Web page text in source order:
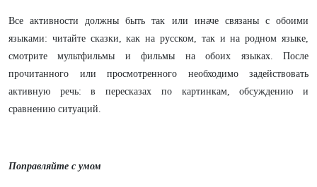
Все активности должны быть так или иначе связаны с обоими
языками: читайте сказки, как на русском, так и на родном языке,
смотрите мультфильмы и фильмы на обоих языках. После
прочитанного или просмотренного необходимо задействовать
активную речь: в пересказах по картинкам, обсуждению и
сравнению ситуаций.
Поправляйте с умом